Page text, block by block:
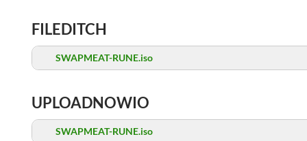
FILEDITCH
SWAPMEAT-RUNE.iso
UPLOADNOWIO
SWAPMEAT-RUNE.iso